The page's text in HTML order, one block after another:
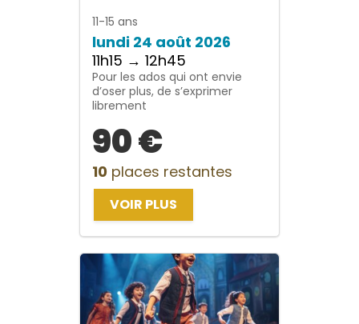
11-15 ans
lundi 24 août 2026
11h15 → 12h45
Pour les ados qui ont envie
d’oser plus, de s’exprimer
librement
90 €
10 places restantes
VOIR PLUS